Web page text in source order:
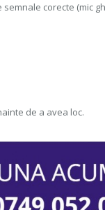
corecte (mic
de a avea loc.